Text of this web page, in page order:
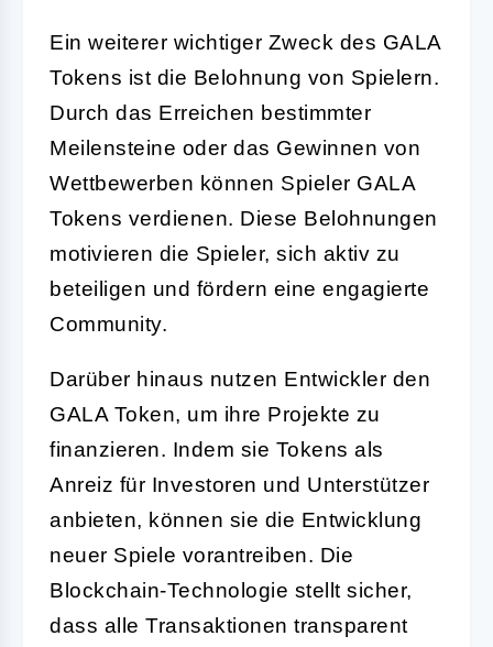
Ein weiterer wichtiger Zweck des GALA
Tokens ist die Belohnung von Spielern.
Durch das Erreichen bestimmter
Meilensteine oder das Gewinnen von
Wettbewerben können Spieler GALA
Tokens verdienen. Diese Belohnungen
motivieren die Spieler, sich aktiv zu
beteiligen und fördern eine engagierte
Community.
Darüber hinaus nutzen Entwickler den
GALA Token, um ihre Projekte zu
finanzieren. Indem sie Tokens als
Anreiz für Investoren und Unterstützer
anbieten, können sie die Entwicklung
neuer Spiele vorantreiben. Die
Blockchain-Technologie stellt sicher,
dass alle Transaktionen transparent